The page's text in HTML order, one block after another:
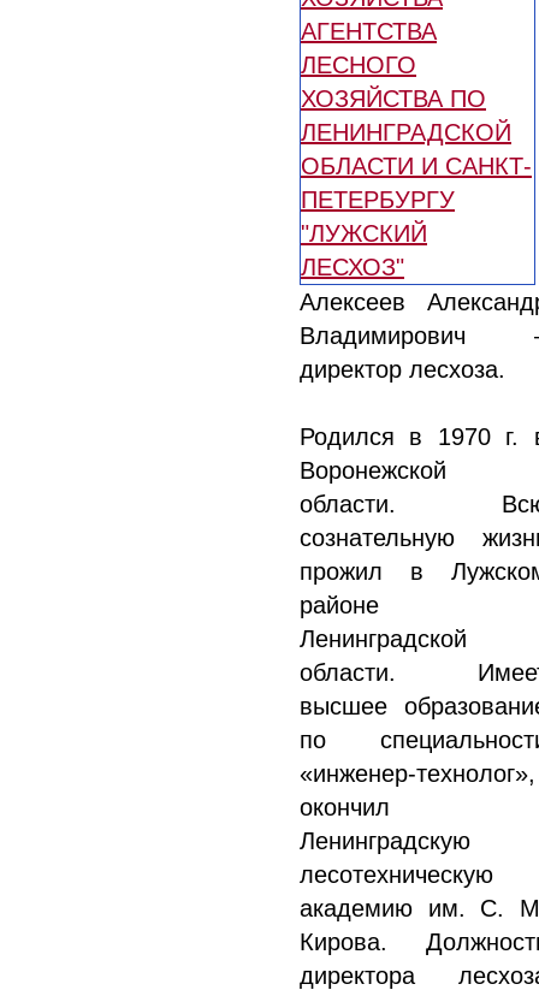
Алексеев
Владимирович
директор лесхоза.
Родился в 1970 г.
Воронежской
области.
сознательную
прожил в
районе
Ленинградской
области.
высшее
по
«инженер-технолог»,
окончил
Ленинградскую
лесотехническую
академию им. С.
Кирова.
директора